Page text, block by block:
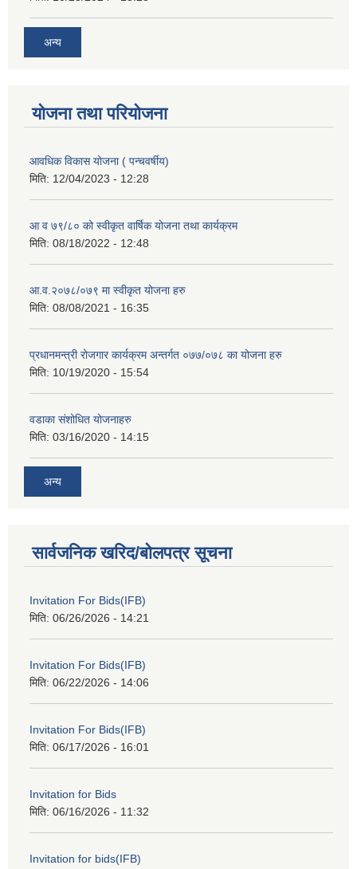
अन्य
योजना तथा परियोजना
आवधिक विकास योजना ( पन्चवर्षीय)
मिति: 12/04/2023 - 12:28
आ व ७९/८० को स्वीकृत वार्षिक योजना तथा कार्यक्रम
मिति: 08/18/2022 - 12:48
आ.व.२०७८/०७९ मा स्वीकृत योजना हरु
मिति: 08/08/2021 - 16:35
प्रधानमन्त्री रोजगार कार्यक्रम अन्तर्गत ०७७/०७८ का योजना हरु
मिति: 10/19/2020 - 15:54
वडाका संशोधित योजनाहरु
मिति: 03/16/2020 - 14:15
अन्य
सार्वजनिक खरिद/बोलपत्र सूचना
Invitation For Bids(IFB)
मिति: 06/26/2026 - 14:21
Invitation For Bids(IFB)
मिति: 06/22/2026 - 14:06
Invitation For Bids(IFB)
मिति: 06/17/2026 - 16:01
Invitation for Bids
मिति: 06/16/2026 - 11:32
Invitation for bids(IFB)